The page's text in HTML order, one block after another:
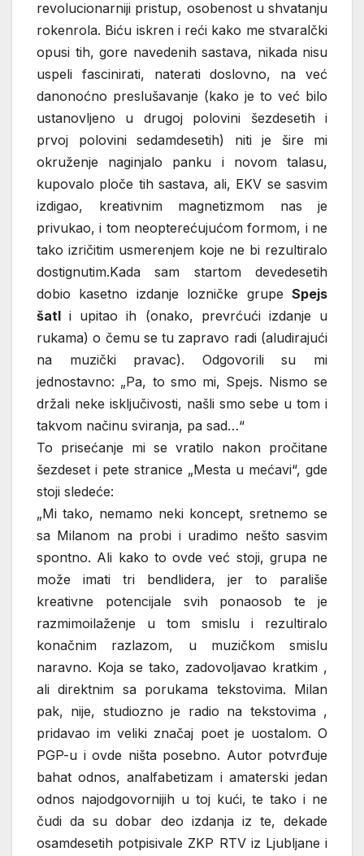
revolucionarniji pristup, osobenost u shvatanju
rokenrola. Biću iskren i reći kako me stvaralčki
opusi tih, gore navedenih sastava, nikada nisu
uspeli fascinirati, naterati doslovno, na već
danonoćno preslušavanje (kako je to već bilo
ustanovljeno u drugoj polovini šezdesetih i
prvoj polovini sedamdesetih) niti je šire mi
okruženje naginjalo panku i novom talasu,
kupovalo ploče tih sastava, ali, EKV se sasvim
izdigao, kreativnim magnetizmom nas je
privukao, i tom neopterećujućom formom, i ne
tako izričitim usmerenjem koje ne bi rezultiralo
dostignutim.Kada sam startom devedesetih
dobio kasetno izdanje lozničke grupe Spejs
šatl i upitao ih (onako, prevrćući izdanje u
rukama) o čemu se tu zapravo radi (aludirajući
na muzički pravac). Odgovorili su mi
jednostavno: „Pa, to smo mi, Spejs. Nismo se
držali neke isključivosti, našli smo sebe u tom i
takvom načinu sviranja, pa sad…“
To prisećanje mi se vratilo nakon pročitane
šezdeset i pete stranice „Mesta u mećavi“, gde
stoji sledeće:
„Mi tako, nemamo neki koncept, sretnemo se
sa Milanom na probi i uradimo nešto sasvim
spontno. Ali kako to ovde već stoji, grupa ne
može imati tri bendlidera, jer to parališe
kreativne potencijale svih ponaosob te je
razmimoilaženje u tom smislu i rezultiralo
konačnim razlazom, u muzičkom smislu
naravno. Koja se tako, zadovoljavao kratkim ,
ali direktnim sa porukama tekstovima. Milan
pak, nije, studiozno je radio na tekstovima ,
pridavao im veliki značaj poet je uostalom. O
PGP-u i ovde ništa posebno. Autor potvrđuje
bahat odnos, analfabetizam i amaterski jedan
odnos najodgovornijih u toj kući, te tako i ne
čudi da su dobar deo izdanja iz te, dekade
osamdesetih potpisivale ZKP RTV iz Ljubljane i